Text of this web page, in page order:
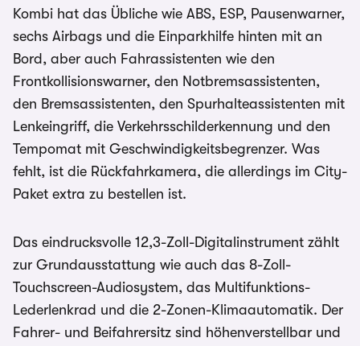
Kombi hat das Übliche wie ABS, ESP, Pausenwarner,
sechs Airbags und die Einparkhilfe hinten mit an
Bord, aber auch Fahrassistenten wie den
Frontkollisionswarner, den Notbremsassistenten,
den Bremsassistenten, den Spurhalteassistenten mit
Lenkeingriff, die Verkehrsschilderkennung und den
Tempomat mit Geschwindigkeitsbegrenzer. Was
fehlt, ist die Rückfahrkamera, die allerdings im City-
Paket extra zu bestellen ist.
Das eindrucksvolle 12,3-Zoll-Digitalinstrument zählt
zur Grundausstattung wie auch das 8-Zoll-
Touchscreen-Audiosystem, das Multifunktions-
Lederlenkrad und die 2-Zonen-Klimaautomatik. Der
Fahrer- und Beifahrersitz sind höhenverstellbar und